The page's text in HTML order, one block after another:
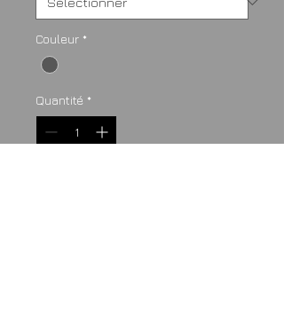
Couleur *
Quantité *